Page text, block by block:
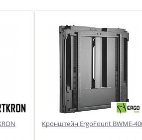
Кронштейн ErgoFount BWME-